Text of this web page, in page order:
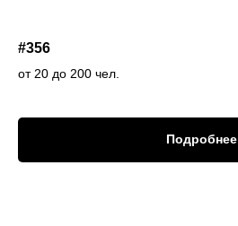
#356
от 20 до 200 чел.
Подробнее